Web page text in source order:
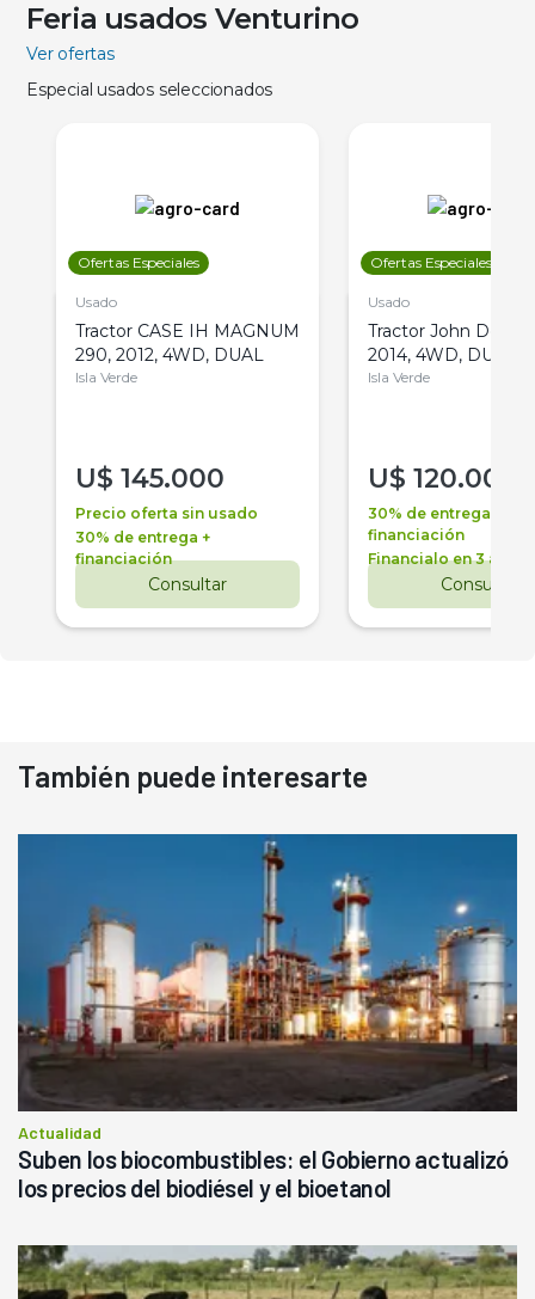
Feria usados Venturino
Ver ofertas
Especial usados seleccionados
Ofertas Especiales
Usado
Tractor CASE IH MAGNUM
290, 2012, 4WD, DUAL
Isla Verde
U$ 145.000
Precio oferta sin usado
30% de entrega +
financiación
Consultar
Ofertas Especiales
Usado
Tractor John Deere
2014, 4WD, DUAL
Isla Verde
U$ 120.000
30% de entrega +
financiación
Financialo en 3 años
Consultar
También puede interesarte
Actualidad
Suben los biocombustibles: el Gobierno actualizó
los precios del biodiésel y el bioetanol